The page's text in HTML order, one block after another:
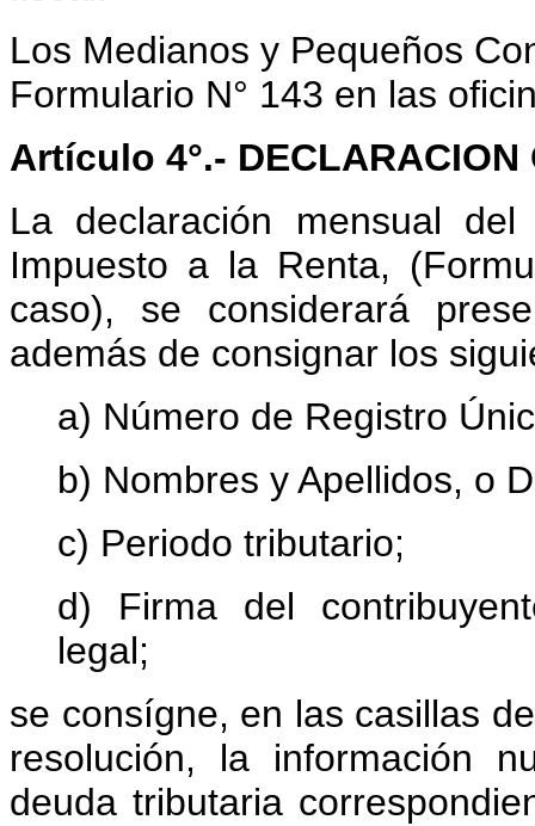
Los Medianos y Pequeños
Formulario N° 143 en las
Artículo 4°.- DECLARACION
La declaración mensual
Impuesto a la Renta,
caso), se considerará
además de consignar los
a) Número de Registro
b) Nombres y Apellidos, o
c) Periodo tributario;
d) Firma del
legal;
se consígne, en las casillas
resolución, la información
deuda tributaria